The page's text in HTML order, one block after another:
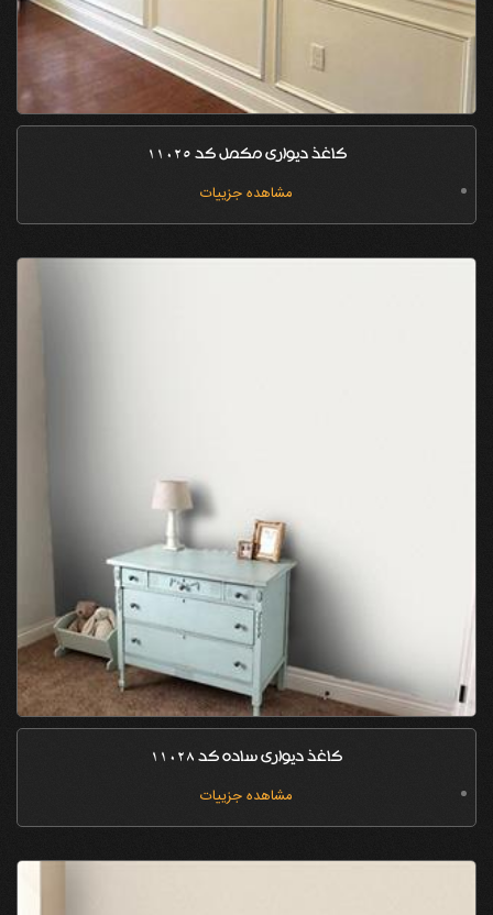
کاغذ دیواری مکمل کد 11025
مشاهده جزییات
کاغذ دیواری ساده کد 11028
مشاهده جزییات